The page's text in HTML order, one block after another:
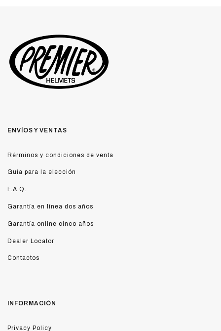
ENVÍOS Y VENTAS
Rérminos y condiciones de venta
Guía para la elección
F.A.Q.
Garantía en línea dos años
Garantía online cinco años
Dealer Locator
Contactos
INFORMACIÓN
Privacy Policy